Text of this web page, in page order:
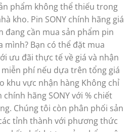
phẩm không thể thiếu trong
kho. Pin SONY chính hãng giá
cần mua sản phẩm pin
mình? Bạn có thể đặt mua
ưu đãi thực tế về giá và nhận
phí nếu dựa trên tổng giá
khu vực nhận hàng Không chỉ
hãng SONY với % chiết
Chúng tôi còn phân phối sản
tỉnh thành với phương thức